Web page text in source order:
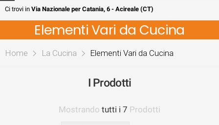
Ci trovi in Via Nazionale per Catania, 6 - Acireale (CT)
Elementi Vari da Cucina
Home La Cucina Elementi Vari da Cucina
I Prodotti
Mostrando tutti i 7 Prodotti